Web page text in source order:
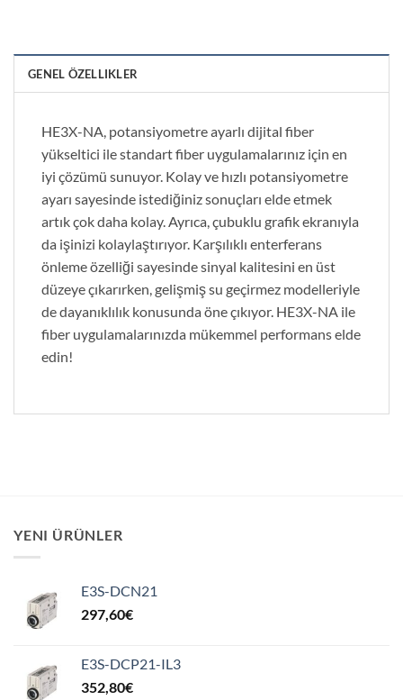
GENEL ÖZELLIKLER
HE3X-NA, potansiyometre ayarlı dijital fiber
yükseltici ile standart fiber uygulamalarınız için en
iyi çözümü sunuyor. Kolay ve hızlı potansiyometre
ayarı sayesinde istediğiniz sonuçları elde etmek
artık çok daha kolay. Ayrıca, çubuklu grafik ekranıyla
da işinizi kolaylaştırıyor. Karşılıklı enterferans
önleme özelliği sayesinde sinyal kalitesini en üst
düzeye çıkarırken, gelişmiş su geçirmez modelleriyle
de dayanıklılık konusunda öne çıkıyor. HE3X-NA ile
fiber uygulamalarınızda mükemmel performans elde
edin!
YENI ÜRÜNLER
E3S-DCN21
297,60€
E3S-DCP21-IL3
352,80€